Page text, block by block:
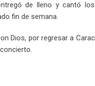
de lleno y cantó
fin de semana.
Dios, por regresar a